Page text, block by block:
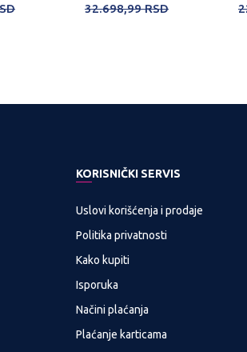
32.698,99RSD
KORISNIČKI SERVIS
Uslovi korišćenja i prodaje
Politika privatnosti
Kako kupiti
Isporuka
Načini plaćanja
Plaćanje karticama